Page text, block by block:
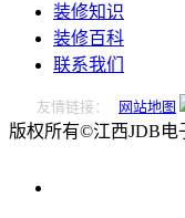
装修知识
装修百科
联系我们
友情链接： 网站地图
版权所有©江西JDB电